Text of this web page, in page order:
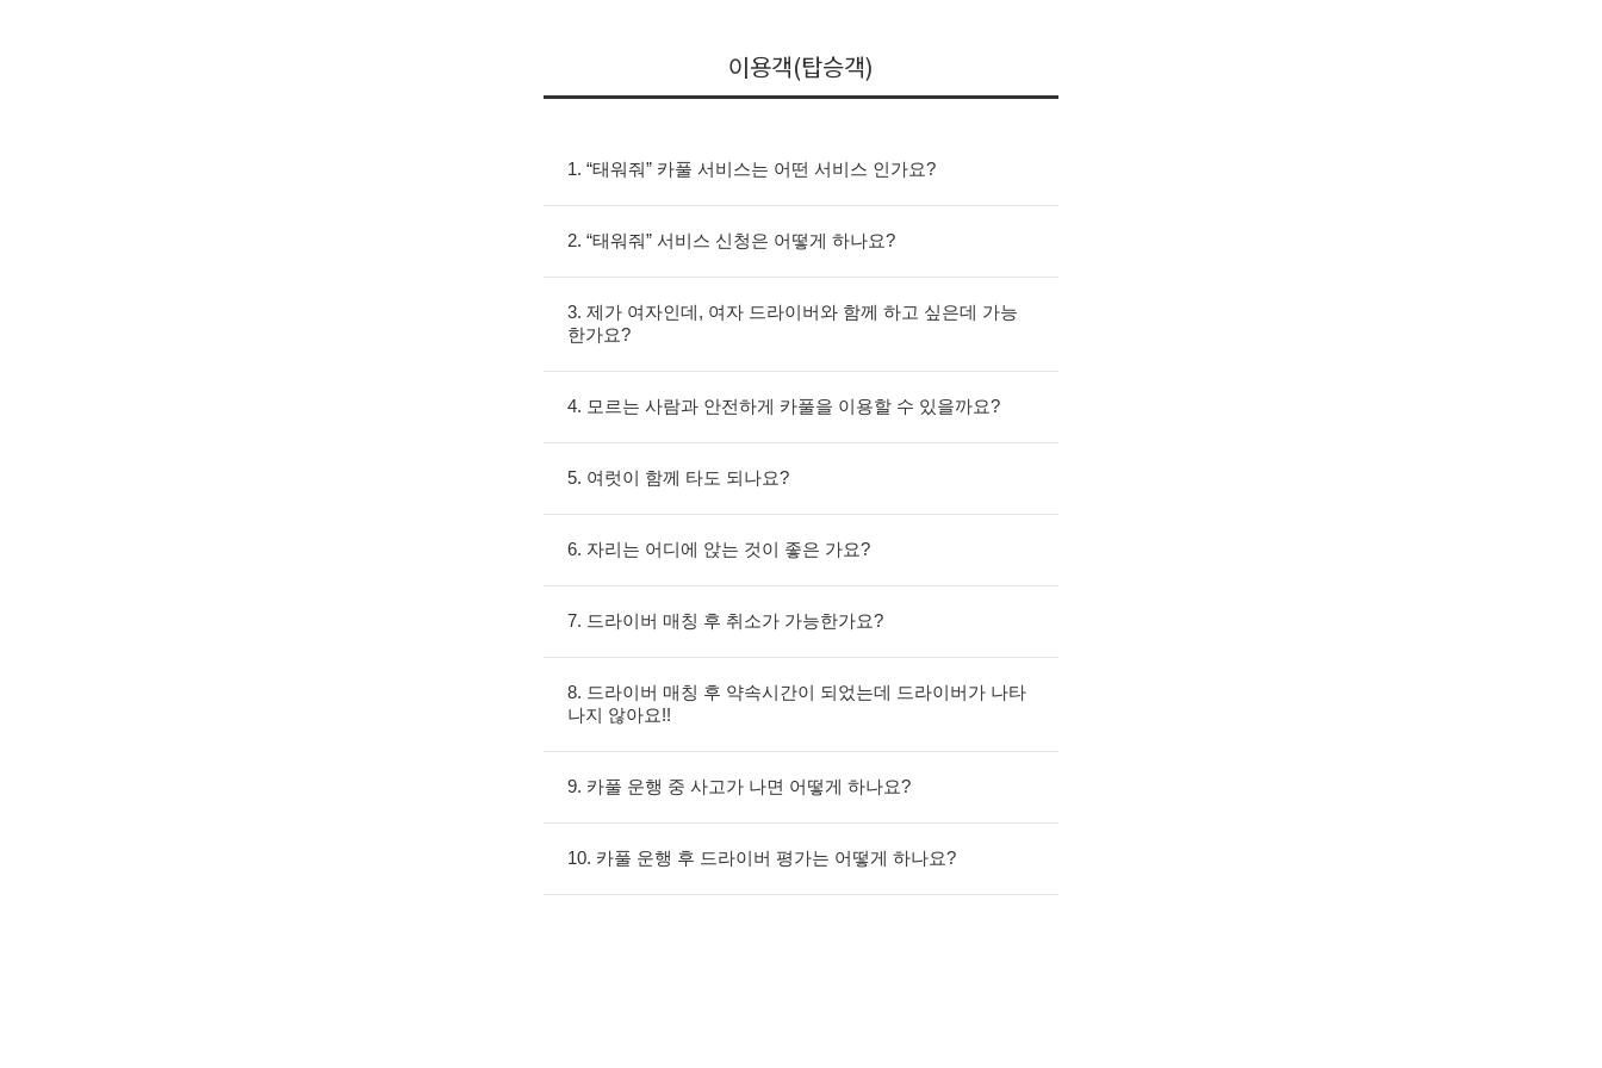
이용객(탑승객)
1. “태워줘” 카풀 서비스는 어떤 서비스 인가요?
2. “태워줘” 서비스 신청은 어떻게 하나요?
3. 제가 여자인데, 여자 드라이버와 함께 하고 싶은데 가능
한가요?
4. 모르는 사람과 안전하게 카풀을 이용할 수 있을까요?
5. 여럿이 함께 타도 되나요?
6. 자리는 어디에 앉는 것이 좋은 가요?
7. 드라이버 매칭 후 취소가 가능한가요?
8. 드라이버 매칭 후 약속시간이 되었는데 드라이버가 나타
나지 않아요!!
9. 카풀 운행 중 사고가 나면 어떻게 하나요?
10. 카풀 운행 후 드라이버 평가는 어떻게 하나요?